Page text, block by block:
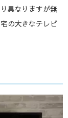
異なりますが無
の大きなテレビ